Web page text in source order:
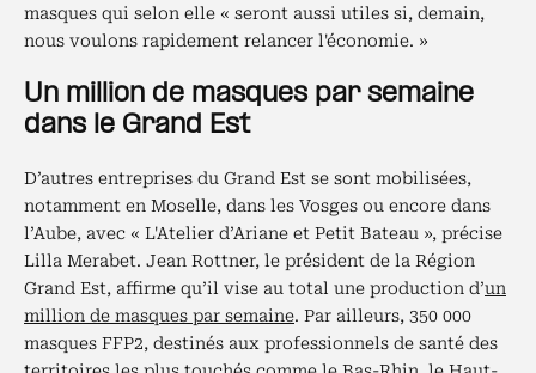
masques qui selon elle « seront aussi utiles si, demain,
nous voulons rapidement relancer l'économie. »
Un million de masques par semaine
dans le Grand Est
D’autres entreprises du Grand Est se sont mobilisées,
notamment en Moselle, dans les Vosges ou encore dans
l’Aube, avec « L'Atelier d’Ariane et Petit Bateau », précise
Lilla Merabet. Jean Rottner, le président de la Région
Grand Est, affirme qu’il vise au total une production d’un
million de masques par semaine. Par ailleurs, 350 000
masques FFP2, destinés aux professionnels de santé des